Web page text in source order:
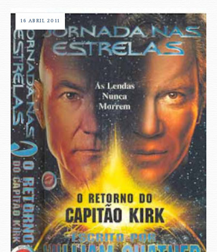
16 ABRIL 2011